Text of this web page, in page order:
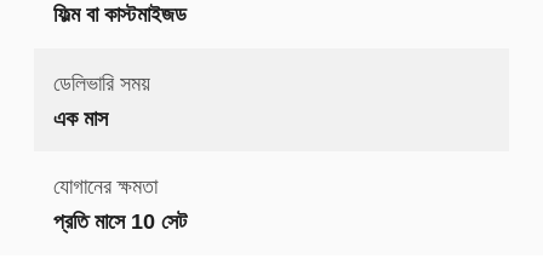
ফিল্ম বা কাস্টমাইজড
ডেলিভারি সময়
এক মাস
যোগানের ক্ষমতা
প্রতি মাসে 10 সেট